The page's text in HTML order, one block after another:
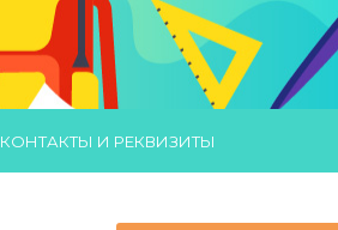
КОНТАКТЫ И РЕКВИЗИТЫ